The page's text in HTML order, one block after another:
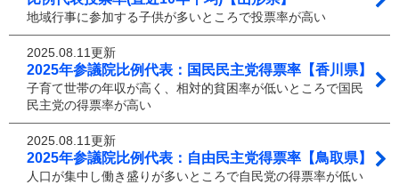
地域行事に参加する子供が多いところで投票率が高い
2025.08.11更新
2025年参議院比例代表：国民民主党得票率【香川県】
子育て世帯の年収が高く、相対的貧困率が低いところで国民
民主党の得票率が高い
2025.08.11更新
2025年参議院比例代表：自由民主党得票率【鳥取県】
人口が集中し働き盛りが多いところで自民党の得票率が低い